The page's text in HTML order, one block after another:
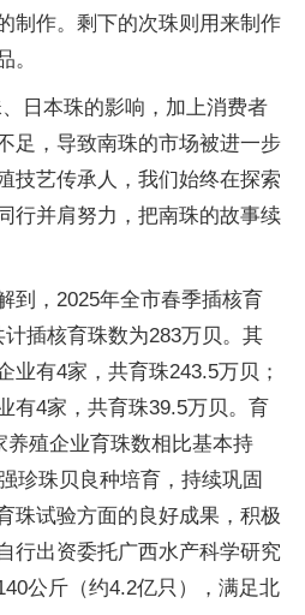
制作。剩下的次珠则用来制作
。
日本珠的影响，加上消费者
足，导致南珠的市场被进一步
技艺传承人，我们始终在探索
行并肩努力，把南珠的故事续
到，2025年全市春季插核育
插核育珠数为283万贝。其
业有4家，共育珠243.5万贝；
有4家，共育珠39.5万贝。育
养殖企业育珠数相比基本持
珍珠贝良种培育，持续巩固
珠试验方面的良好成果，积极
行出资委托广西水产科学研究
公斤（约4.2亿只），满足北